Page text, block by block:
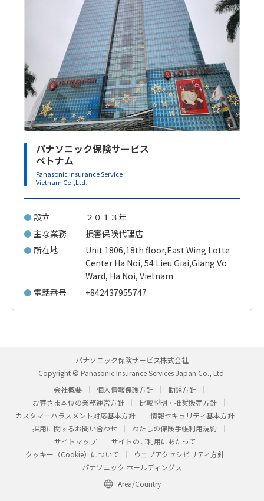
パナソニック保険サービス
ベトナム
Panasonic Insurance Service
Vietnam Co.,Ltd.
設立
２０１３年
主な業務
損害保険代理店
所在地
Unit 1806,18th floor,East Wing Lotte
Center Ha Noi, 54 Lieu Giai,Giang Vo
Ward, Ha Noi, Vietnam
電話番号
+842437955747
パナソニック保険サービス株式会社
Copyright © Panasonic Insurance Services Japan Co., Ltd.
会社概要
個人情報保護方針
勧誘方針
お客さま本位の業務運営方針
比較説明・推奨販売方針
カスタマーハラスメント対応基本方針
情報セキュリティ基本方針
採用に関するお問い合わせ
わたしの保険手帳利用規約
サイトマップ
サイトのご利用にあたって
クッキー（Cookie）について
ウェブアクセシビリティ方針
パナソニック ホールディングス
Area/Country